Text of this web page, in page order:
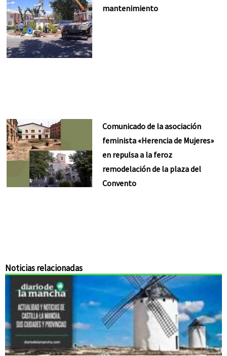
mantenimiento
Comunicado de la asociación
feminista «Herencia de Mujeres»
en repulsa a la feroz
remodelación de la plaza del
Convento
Noticias relacionadas